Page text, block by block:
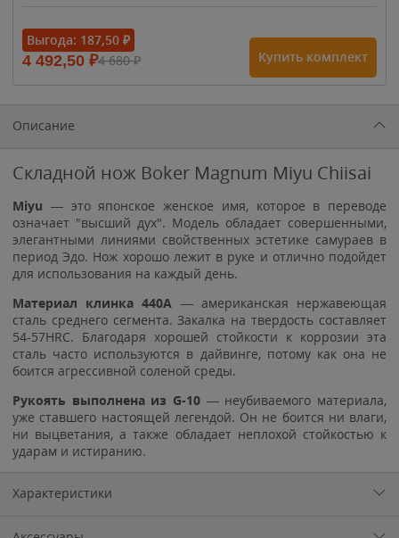
1 615₽
1 900₽1 900₽
Выгода: 187,50 ₽
4 492,50 ₽4 680₽ Купить комплект
Описание
Складной нож Boker Magnum Miyu Chiisai
Miyu — это японское женское имя, которое в переводе
означает "высший дух". Модель обладает совершенными,
элегантными линиями свойственных эстетике самураев в
период Эдо. Нож хорошо лежит в руке и отлично подойдет
для использования на каждый день.
Материал клинка 440A — американская нержавеющая
сталь среднего сегмента. Закалка на твердость составляет
54-57HRC. Благодаря хорошей стойкости к коррозии эта
сталь часто используются в дайвинге, потому как она не
боится агрессивной соленой среды.
Рукоять выполнена из G-10 — неубиваемого материала,
уже ставшего настоящей легендой. Он не боится ни влаги,
ни выцветания, а также обладает неплохой стойкостью к
ударам и истиранию.
Характеристики